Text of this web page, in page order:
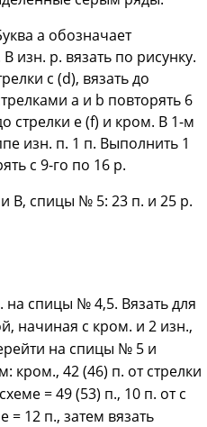
а обозначает
изн. р. вязать по рисунку.
с (d), вязать до
а и b повторять 6
стрелки е (f) и кром. В 1-м
изн. п. 1 п. Выполнить 1
с 9-го по 16 р.
В, спицы № 5: 23 п. и 25 р.
на спицы № 4,5. Вязать для
начиная с кром. и 2 изн.,
на спицы № 5 и
кром., 42 (46) п. от стрелки
= 49 (53) п., 10 п. от с
= 12 п., затем вязать